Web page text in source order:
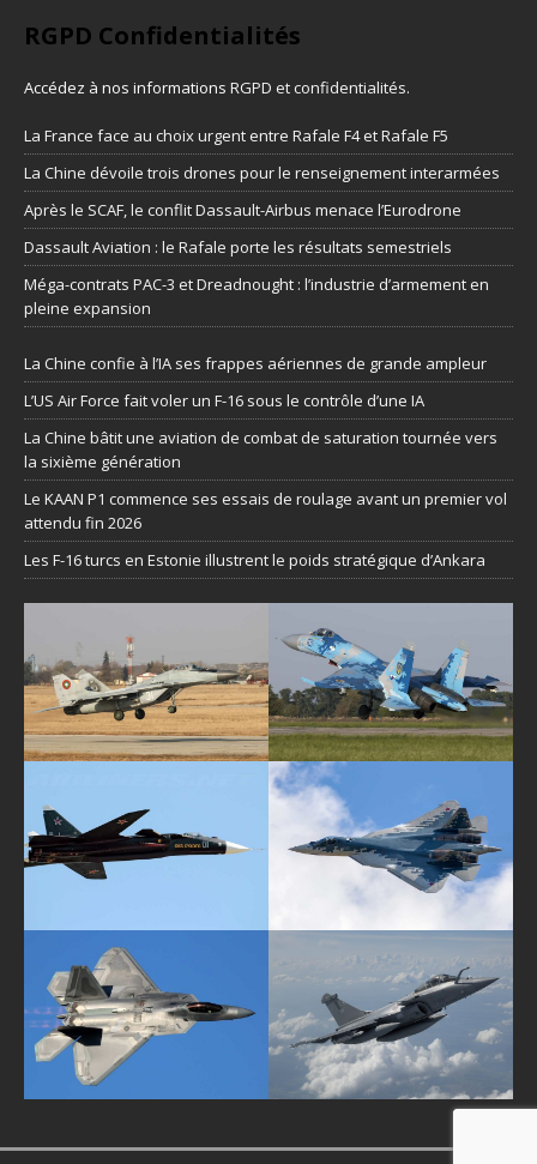
RGPD Confidentialités
Accédez à nos informations RGPD et confidentialités.
La France face au choix urgent entre Rafale F4 et Rafale F5
La Chine dévoile trois drones pour le renseignement interarmées
Après le SCAF, le conflit Dassault-Airbus menace l’Eurodrone
Dassault Aviation : le Rafale porte les résultats semestriels
Méga-contrats PAC-3 et Dreadnought : l’industrie d’armement en
pleine expansion
La Chine confie à l’IA ses frappes aériennes de grande ampleur
L’US Air Force fait voler un F-16 sous le contrôle d’une IA
La Chine bâtit une aviation de combat de saturation tournée vers
la sixième génération
Le KAAN P1 commence ses essais de roulage avant un premier vol
attendu fin 2026
Les F-16 turcs en Estonie illustrent le poids stratégique d’Ankara